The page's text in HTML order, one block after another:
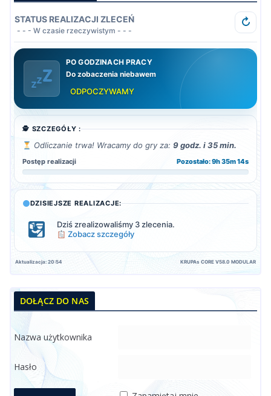
STATUS REALIZACJI ZLECEŃ
- - - W czasie rzeczywistym - - -
↻
PO GODZINACH PRACY
Do zobaczenia niebawem
ODPOCZYWAMY
🕵️ SZCZEGÓŁY :
Odliczanie trwa! Wracamy do gry za: 9 godz. i 35 min.
Postęp realizacji Pozostało: 9h 35m 12s
DZISIEJSZE REALIZACJE:
Dziś zrealizowaliśmy 3 zlecenia.
Zobacz szczegóły
Aktualizacja: 20:54 KRUPAs CORE V58.0 MODULAR
DOŁĄCZ DO NAS
Nazwa użytkownika
Hasło